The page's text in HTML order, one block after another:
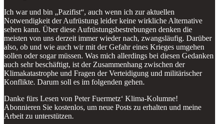
Ich war und bin „Pazifist“, auch wenn ich zur aktuellen
Notwendigkeit der Aufrüstung leider keine wirkliche Alternative
sehen kann. Über diese Aufrüstungsbestrebungen denken die
meisten von uns derzeit immer wieder nach, zwangsläufig. Darüber
also, ob und wie auch wir mit der Gefahr eines Krieges umgehen
sollen oder sogar müssen. Was mich allerdings bei diesen Gedanken
auch sehr beschäftigt, ist der Zusammenhang zwischen der
Klimakatastrophe und Fragen der Verteidigung und militärischer
Konflikte. Darum soll es im folgenden gehen.
Danke fürs Lesen von Peter Fuermetz‘ Klima-Kolumne!
Abonnieren Sie kostenlos, um neue Posts zu erhalten und meine
Arbeit zu unterstützen.